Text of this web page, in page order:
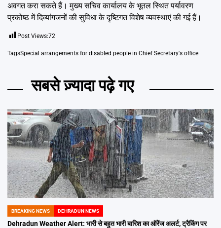
अवगत करा सकते हैं। मुख्य सचिव कार्यालय के भूतल स्थित पर्यावरण
प्रकोष्ठ में दिव्यांगजनों की सुविधा के दृष्टिगत विशेष व्यवस्थाएं की गई हैं।
Post Views:72
TagsSpecial arrangements for disabled people in Chief Secretary's office
सबसे ज़्यादा पढ़े गए
POSTED
IN
BREAKING NEWS DEHRADUN NEWS
Dehradun Weather Alert: भारी से बहुत भारी बारिश का ऑरेंज अलर्ट, ट्रैकिंग पर